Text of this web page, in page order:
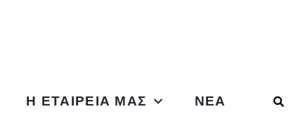
Η ΕΤΑΙΡΕΊΑ ΜΑΣ ΝΈΑ